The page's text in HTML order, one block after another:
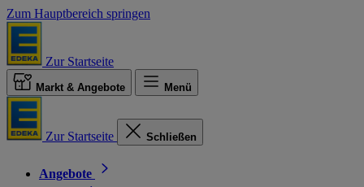
Zum Hauptbereich springen
Zur Startseite
Markt & Angebote Menü
Zur Startseite Schließen
Angebote